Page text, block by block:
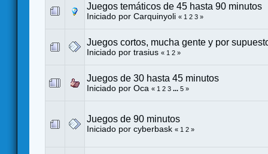
Juegos temáticos de 45 hasta 90 minutos
Iniciado por Carquinyoli « 1 2 3 »
Juegos cortos, mucha gente y por
Iniciado por trasius « 1 2 »
Juegos de 30 hasta 45 minutos
Iniciado por Oca « 1 2 3 ... 5 »
Juegos de 90 minutos
Iniciado por cyberbask « 1 2 »